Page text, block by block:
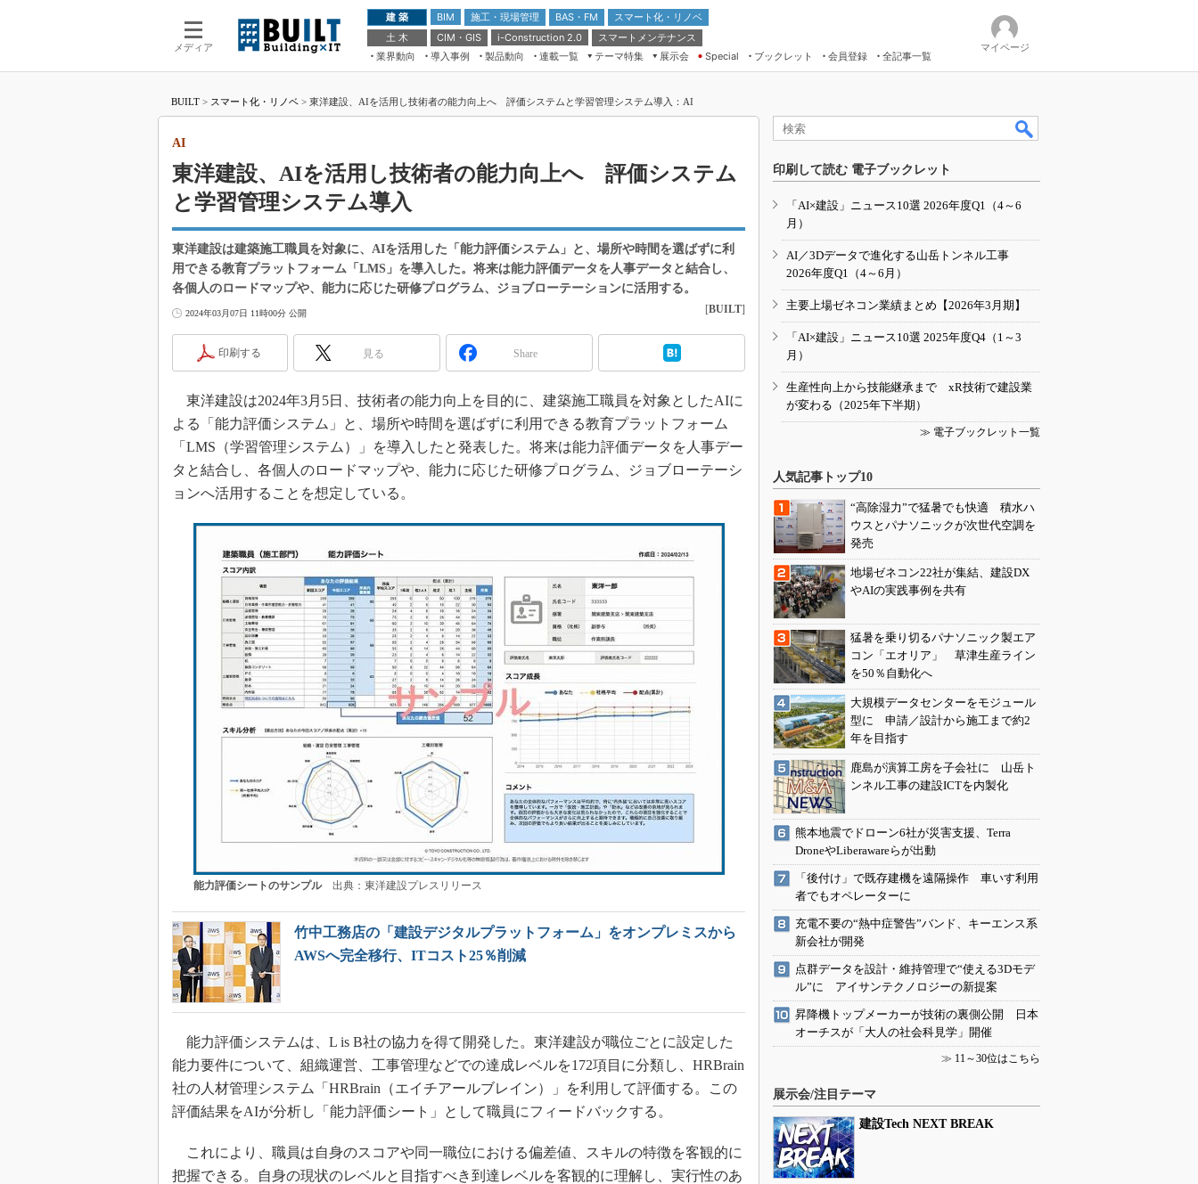
メディア
建 築 BIM 施工・現場管理 BAS・FM
スマート化・リノベ
土 木
CIM・GIS i-Construction 2.0
スマートメンテナンス
業界動向
導入事例 製品動向 連載一覧
テーマ特集
ドローンがもたらす建設業界の“ゲー
ムチェンジ” Ver.2.0
“Society5.0”時代のスマートビル
展示会
第8回 国際 建設・測量展
築・土木・不動産の先端技術展－
メンテナンス・レジリエンスOSAKA
日本 ものづくりワールド 2020
メンテナンス・レジリエンスTOKYO
IGAS2018
Special ブックレット 会員登録 全記事一覧
マイページ
BUILT > スマート化・リノベ > 東洋建設、AIを活用し技術者の能力向上へ 評価システムと学習管理システム導入：AI
東洋建設、AIを活用し技術者の能力向上へ 評価システム
と学習管理システム導入
AI
東洋建設は建築施工職員を対象に、AIを活用した「能力評価システム」と、場所や時間を選ばずに利
用できる教育プラットフォーム「LMS」を導入した。将来は能力評価データを人事データと結合し、
各個人のロードマップや、能力に応じた研修プログラム、ジョブローテーションに活用する。
2024年03月07日 11時00分 公開 [BUILT]
印刷する 見る Share
東洋建設は2024年3月5日、技術者の能力向上を目的に、建築施工職員を対象としたAIに
よる「能力評価システム」と、場所や時間を選ばずに利用できる教育プラットフォーム
「LMS（学習管理システム）」を導入したと発表した。将来は能力評価データを人事デー
タと結合し、各個人のロードマップや、能力に応じた研修プログラム、ジョブローテーシ
ョンへ活用することを想定している。
能力評価シートのサンプル出典：東洋建設プレスリリース
竹中工務店の「建設デジタルプラットフォーム」をオンプレミスから
AWSへ完全移行、ITコスト25％削減
能力評価システムは、L is B社の協力を得て開発した。東洋建設が職位ごとに設定した
能力要件について、組織運営、工事管理などでの達成レベルを172項目に分類し、HRBrain
社の人材管理システム「HRBrain（エイチアールブレイン）」を利用して評価する。この
評価結果をAIが分析し「能力評価シート」として職員にフィードバックする。
これにより、職員は自身のスコアや同一職位における偏差値、スキルの特徴を客観的に
把握できる。自身の現状のレベルと目指すべき到達レベルを客観的に理解し、実行性のあ
印刷して読む 電子ブックレット
「AI×建設」ニュース10選 2026年度Q1（4～6
月）
AI／3Dデータで進化する山岳トンネル工事
2026年度Q1（4～6月）
主要上場ゼネコン業績まとめ【2026年3月期】
「AI×建設」ニュース10選 2025年度Q4（1～3
月）
生産性向上から技能継承まで xR技術で建設業
が変わる（2025年下半期）
≫ 電子ブックレット一覧
人気記事トップ10
“高除湿力”で猛暑でも快適 積水ハ
ウスとパナソニックが次世代空調を
発売
地場ゼネコン22社が集結、建設DX
やAIの実践事例を共有
猛暑を乗り切るパナソニック製エア
コン「エオリア」 草津生産ライン
を50％自動化へ
大規模データセンターをモジュール
型に 申請／設計から施工まで約2
年を目指す
鹿島が演算工房を子会社に 山岳ト
ンネル工事の建設ICTを内製化
熊本地震でドローン6社が災害支援、Terra
DroneやLiberawareらが出動
「後付け」で既存建機を遠隔操作 車いす利用
者でもオペレーターに
充電不要の“熱中症警告”バンド、キーエンス系
新会社が開発
点群データを設計・維持管理で“使える3Dモデ
ル”に アイサンテクノロジーの新提案
昇降機トップメーカーが技術の裏側公開 日本
オーチスが「大人の社会科見学」開催
≫ 11～30位はこちら
展示会/注目テーマ
建設Tech NEXT BREAK